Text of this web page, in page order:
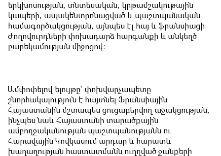
երկխոսության, տնտեսական, կրթամշակութային
կապերի, ապակենտրոնացված և պաշտպանական
համագործակցության, այնպես էլ հայ և ֆրանսիացի
ժողովուրդների փոխադարձ հարգանքի և անկեղծ
բարեկամության միջոցով:
Ամփոփելով ելույթը՝ փոխվարչապետը
շնորհակալություն է հայտնել Ֆրանսիային
Հայաստանին մշտապես ցուցաբերվող աջակցության,
ինչպես նաև Հայաստանի տարածքային
ամբողջականության պաշտպանությանն ու
Հարավային Կովկասում արդար և հարատև
խաղաղության հաստատմանն ուղղված ջանքերի